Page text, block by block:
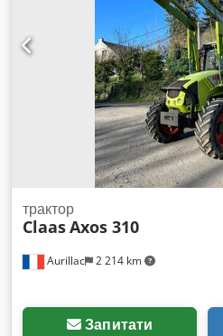
Aurillac 2 214 km
трактор
ClaasAxos 310
Запитати